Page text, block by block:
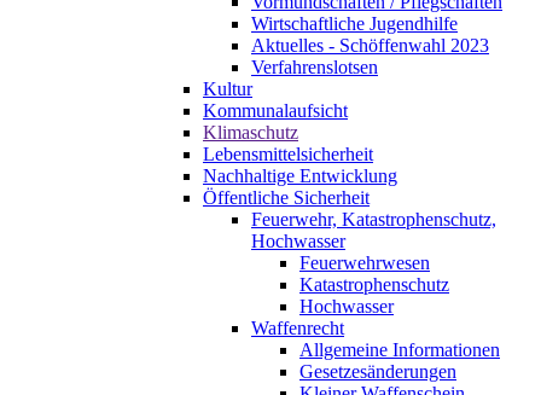
Wirtschaftliche Jugendhilfe
Aktuelles - Schöffenwahl 2023
Verfahrenslotsen
Kultur
Kommunalaufsicht
Klimaschutz
Lebensmittelsicherheit
Nachhaltige Entwicklung
Öffentliche Sicherheit
Feuerwehr, Katastrophenschutz,
Hochwasser
Feuerwehrwesen
Katastrophenschutz
Hochwasser
Waffenrecht
Allgemeine Informationen
Gesetzesänderungen